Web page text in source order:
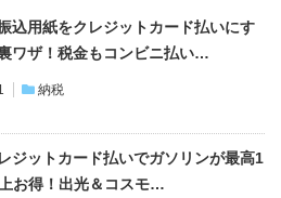
込用紙をクレジットカード払いにす
ワザ！税金もコンビニ払い…
納税
ジットカード払いでガソリンが最高1
お得！出光＆コスモ…